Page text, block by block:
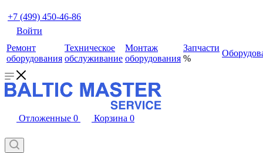
+7 (499) 450-46-86
Войти
Ремонт
оборудования
Техническое
обслуживание
Монтаж
оборудования
Запчасти
%
Отложенные 0 Корзина 0